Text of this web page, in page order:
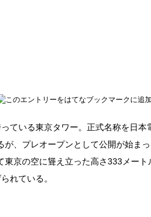
ている東京タワー。正式名称を日本
、プレオープンとして公開が始ま
京の空に聳え立った高さ333メート
れている。